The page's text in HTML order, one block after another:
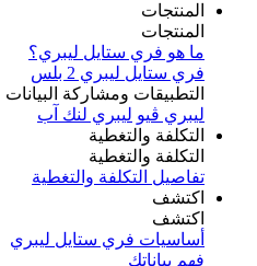
المنتجات
المنتجات
ما هو فري ستايل ليبري؟
فري ستايل ليبري 2 بلس​
التطبيقات ومشاركة البيانات
ليبري ڤيو ليبري لنك آب
التكلفة والتغطية
التكلفة والتغطية
تفاصيل التكلفة والتغطية
اكتشف​
اكتشف​
أساسيات فري ستايل ليبري
فهم بياناتك